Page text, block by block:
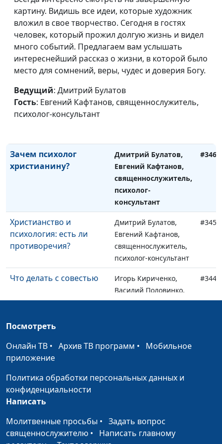
картину. Видишь все идеи, которые художник
вложил в свое творчество. Сегодня в гостях
человек, который прожил долгую жизнь и видел
много событий. Предлагаем вам услышать
интереснейший рассказ о жизни, в которой было
место для сомнений, веры, чудес и доверия Богу.
Ведущий: Дмитрий Булатов
Гость: Евгений Кафтанов, священнослужитель,
психолог-консультант
священнослужитель,
психолог-консультант
Психология и
психиатрия: зачем
знать разницу?
Дмитрий Булатов,
Евгений Кафтанов,
священнослужитель,
психолог-консультант
Психология и религия:
неприемлемые
Дмитрий Булатов,
Евгений Кафтанов,
Зачем психолог
христианину?
Дмитрий Булатов,
Евгений Кафтанов,
священнослужитель,
психолог-
консультант
#346
Христианство и
психология: есть ли
противоречия?
Дмитрий Булатов,
Евгений Кафтанов,
священнослужитель,
психолог-консультант
#345
Что делать с совестью
Игорь Кириченко,
Василий Половинко,
психолог-консультант,
#344
Правда или ложь: что
выбрать?
Василий Половинко,
Разочарование в Боге
священнослужитель
Посмотреть
Онлайн ТВ • Архив ТВ программ • Мобильное
приложение
Политика обработки персональных данных и
конфиденциальности
Написать
Молитвенные просьбы • Задать вопрос
священнослужителю • Написать главному